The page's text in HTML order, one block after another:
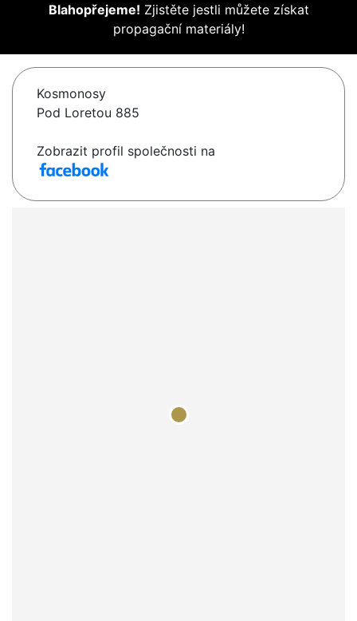
Blahopřejeme! Zjistěte jestli můžete získat
propagační materiály!
Kosmonosy
Pod Loretou 885
Zobrazit profil společnosti na